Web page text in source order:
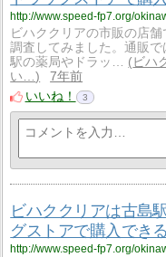
ビハククリアの市販の店
調査してみました。通販
駅の薬局やドラッ…
ビハ
い…
7年前
いいね！
3
ビハククリアは古島
グストアで購入でき